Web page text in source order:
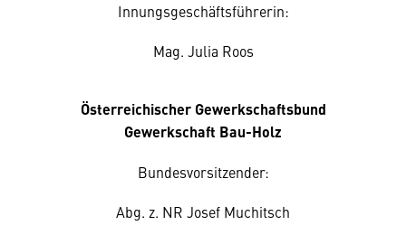
Innungsgeschäftsführerin:
Mag. Julia Roos
Österreichischer Gewerkschaftsbund
Gewerkschaft Bau-Holz
Bundesvorsitzender:
Abg. z. NR Josef Muchitsch